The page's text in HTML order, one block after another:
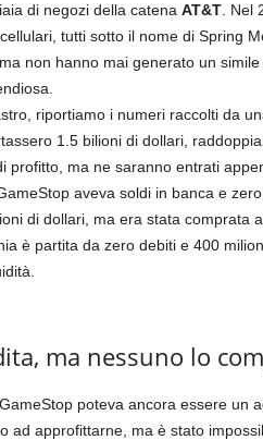
di negozi della catena AT&T. Nel
tutti sotto il nome di Spring
non hanno mai generato un
riportiamo i numeri raccolti da
1.5 bilioni di dollari,
profitto, ma ne saranno entrati
aveva soldi in banca e
di dollari, ma era stata comprata
è partita da zero debiti e 400
ma nessuno lo
poteva ancora essere un
ad approfittarne, ma è stato